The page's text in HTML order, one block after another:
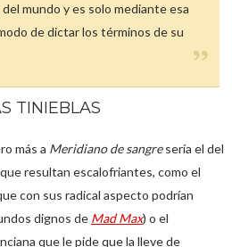
mundo y es solo mediante esa
de dictar los términos de su
TINIEBLAS
más a Meridiano de sangresería el del
resultan escalofriantes, como el
con sus radical aspecto podrían
dignos de Mad Max) o el
que le pide que la lleve de